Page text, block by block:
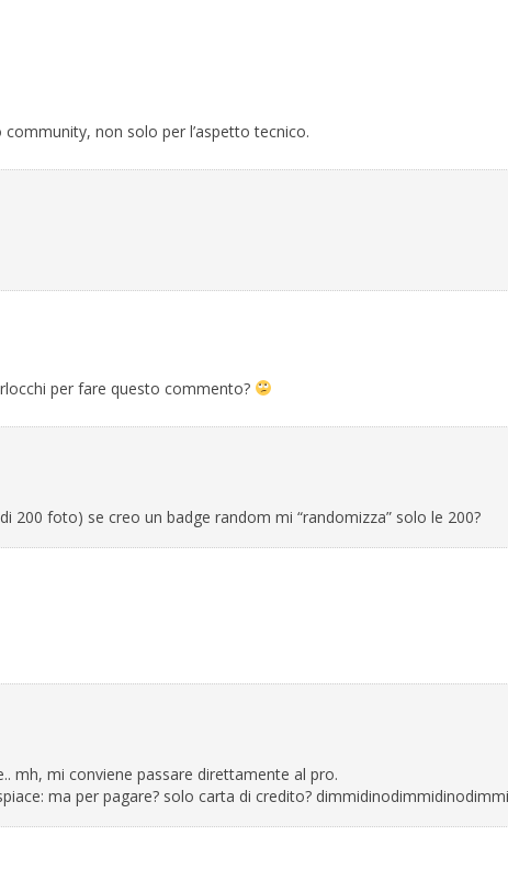
non solo per l’aspetto tecnico.
per fare questo commento?
200 foto) se creo un badge random mi “randomizza” solo le 200?
mh, mi conviene passare direttamente al pro.
ma per pagare? solo carta di credito?